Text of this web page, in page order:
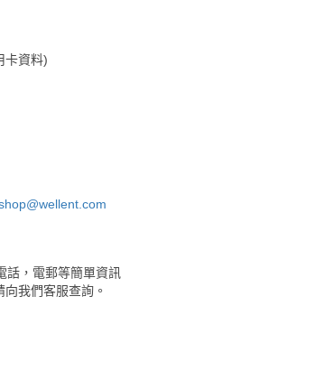
卡資料)
話，電郵等簡單資訊
我們客服查詢。